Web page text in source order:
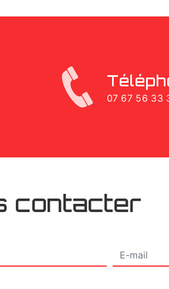
07 67 56 33
contacter